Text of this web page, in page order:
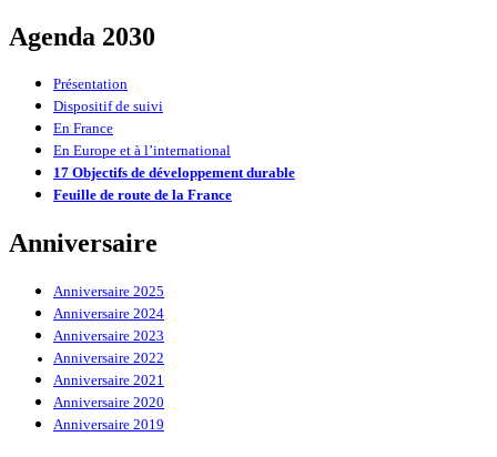
Agenda 2030
Présentation
Dispositif de suivi
En France
En Europe et à l’international
17 Objectifs de développement durable
Feuille de route de la France
Anniversaire
Anniversaire 2025
Anniversaire 2024
Anniversaire 2023
Anniversaire 2022
Anniversaire 2021
Anniversaire 2020
Anniversaire 2019